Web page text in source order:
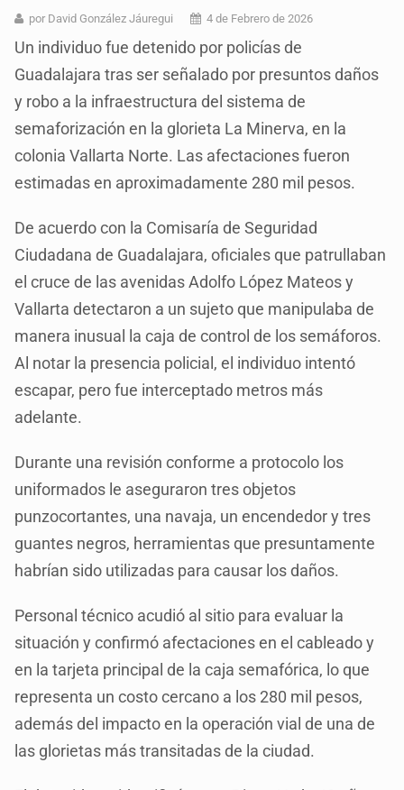
por David González Jáuregui 4 de Febrero de 2026
Un individuo fue detenido por policías de
Guadalajara tras ser señalado por presuntos daños
y robo a la infraestructura del sistema de
semaforización en la glorieta La Minerva, en la
colonia Vallarta Norte. Las afectaciones fueron
estimadas en aproximadamente 280 mil pesos.
De acuerdo con la Comisaría de Seguridad
Ciudadana de Guadalajara, oficiales que patrullaban
el cruce de las avenidas Adolfo López Mateos y
Vallarta detectaron a un sujeto que manipulaba de
manera inusual la caja de control de los semáforos.
Al notar la presencia policial, el individuo intentó
escapar, pero fue interceptado metros más
adelante.
Durante una revisión conforme a protocolo los
uniformados le aseguraron tres objetos
punzocortantes, una navaja, un encendedor y tres
guantes negros, herramientas que presuntamente
habrían sido utilizadas para causar los daños.
Personal técnico acudió al sitio para evaluar la
situación y confirmó afectaciones en el cableado y
en la tarjeta principal de la caja semafórica, lo que
representa un costo cercano a los 280 mil pesos,
además del impacto en la operación vial de una de
las glorietas más transitadas de la ciudad.